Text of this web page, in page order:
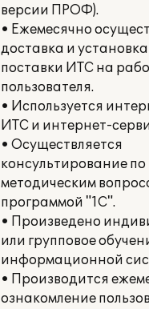
версии ПРОФ).
• Ежемесячно
доставка и
поставки ИТС на
пользователя.
• Используется
ИТС и интернет-
• Осуществляется
консультирование по
методическим
программой "1С".
• Произведено
или групповое
информационной
• Производится
ознакомление